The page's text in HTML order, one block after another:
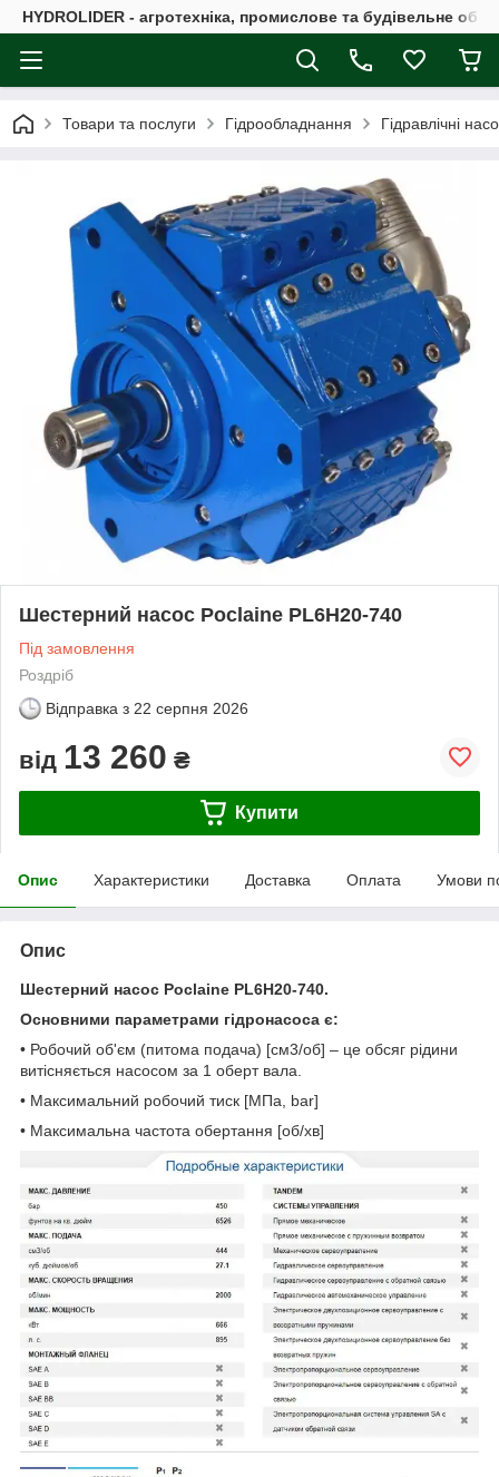
HYDROLIDER - агротехніка, промислове та будівельне
Товари та послуги Гідрообладнання Гідравлічні
Шестерний насос Poclaine PL6H20-740
Під замовлення
Роздріб
Відправка з 22 серпня 2026
від 13 260 ₴
Купити
Опис Характеристики Доставка Оплата Умови
Опис
Шестерний насос Poclaine PL6H20-740.
Основними параметрами гідронасоса є:
• Робочий об'єм (питома подача) [см3/об] – це обсяг рідини
витісняється насосом за 1 оберт вала.
• Максимальний робочий тиск [МПа, bar]
• Максимальна частота обертання [об/хв]